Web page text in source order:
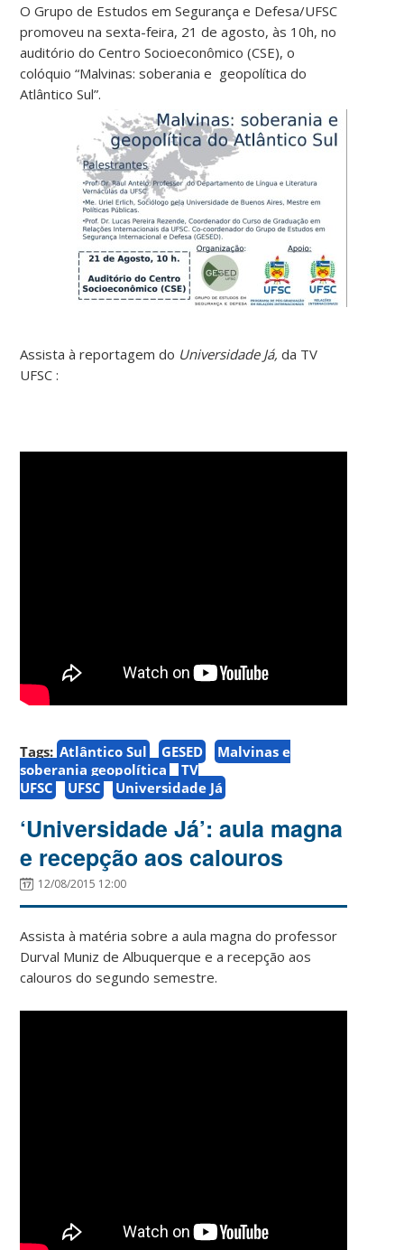
O Grupo de Estudos em Segurança e Defesa/UFSC
promoveu na sexta-feira, 21 de agosto, às 10h, no
auditório do Centro Socioeconômico (CSE), o
colóquio “Malvinas: soberania e geopolítica do
Atlântico Sul”.
Assista à reportagem do Universidade Já,da TV
UFSC :
Tags: Atlântico Sul GESED
Malvinas e
soberania geopolítica
TV
UFSC
UFSC Universidade Já
‘Universidade Já’: aula magna
e recepção aos calouros
12/08/2015 12:00
Assista à matéria sobre a aula magna do professor
Durval Muniz de Albuquerque e a recepção aos
calouros do segundo semestre.